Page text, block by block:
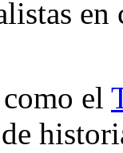
como el